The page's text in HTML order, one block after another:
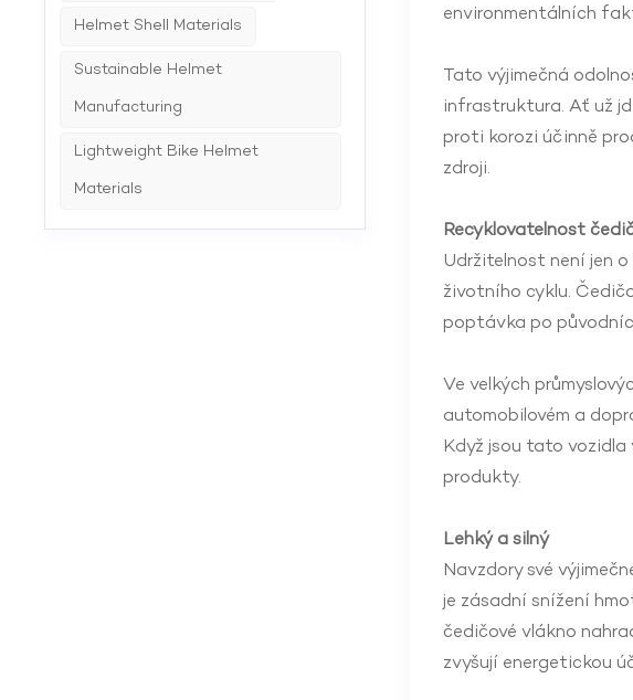
environmentálních
Tato výjimečná
infrastruktura. Ať už
proti korozi účinně
zdroji.
Recyklovatelnost
Udržitelnost není jen
životního cyklu.
poptávka po
Ve velkých
automobilovém a
Když jsou tato vozidla
produkty.
Lehký a silný
Navzdory své
je zásadní snížení
čedičové vlákno
zvyšují energetickou
Helmet Shell Materials
Sustainable Helmet
Manufacturing
Lightweight Bike Helmet
Materials